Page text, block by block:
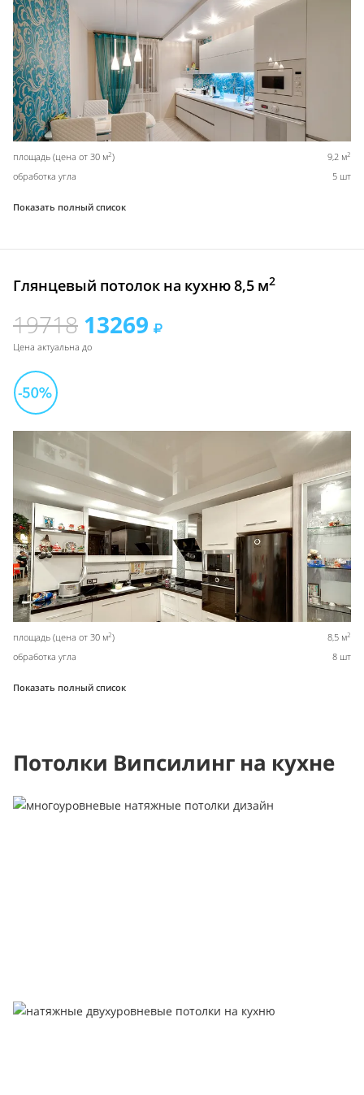
площадь (цена от 30 м2) 9,2 м2
обработка угла 5 шт
Показать полный список
Глянцевый потолок на кухню 8,5 м2
19718 13269
Цена актуальна до
площадь (цена от 30 м2) 8,5 м2
обработка угла 8 шт
Показать полный список
Потолки Випсилинг на кухне